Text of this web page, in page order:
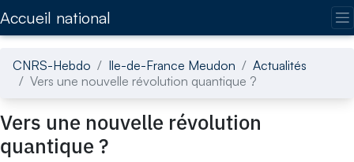
Accueil national
CNRS-Hebdo Ile-de-France Meudon
Actualités
Vers une nouvelle révolution quantique ?
Vers une nouvelle révolution
quantique ?